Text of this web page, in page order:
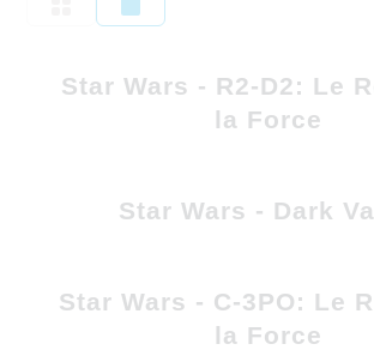
Star Wars - R2-D2: Le
la Force
Star Wars - Dark
Star Wars - C-3PO: Le
la Force